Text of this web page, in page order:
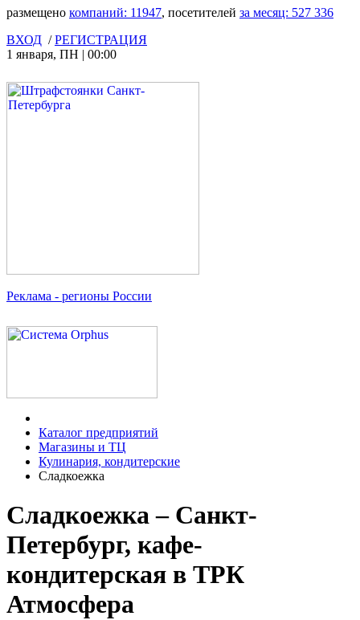
размещено компаний: 11947, посетителей за месяц: 527 336
ВХОД /РЕГИСТРАЦИЯ
1 января, ПН | 00:00
Реклама - регионы России
Каталог предприятий
Магазины и ТЦ
Кулинария, кондитерские
Сладкоежка
Сладкоежка – Санкт-
Петербург, кафе-
кондитерская в ТРК
Атмосфера